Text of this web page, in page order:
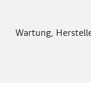
Wartung,